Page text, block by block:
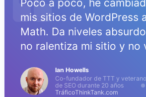
Poco a poco, he
mis sitios de WordPress
Math. Da niveles
no ralentiza mi sitio y no
Ian Howells
Co-fundador de TTT y veterano
de SEO durante 20 años
TráficoThinkTank.com